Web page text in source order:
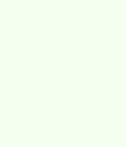
・本
・
・